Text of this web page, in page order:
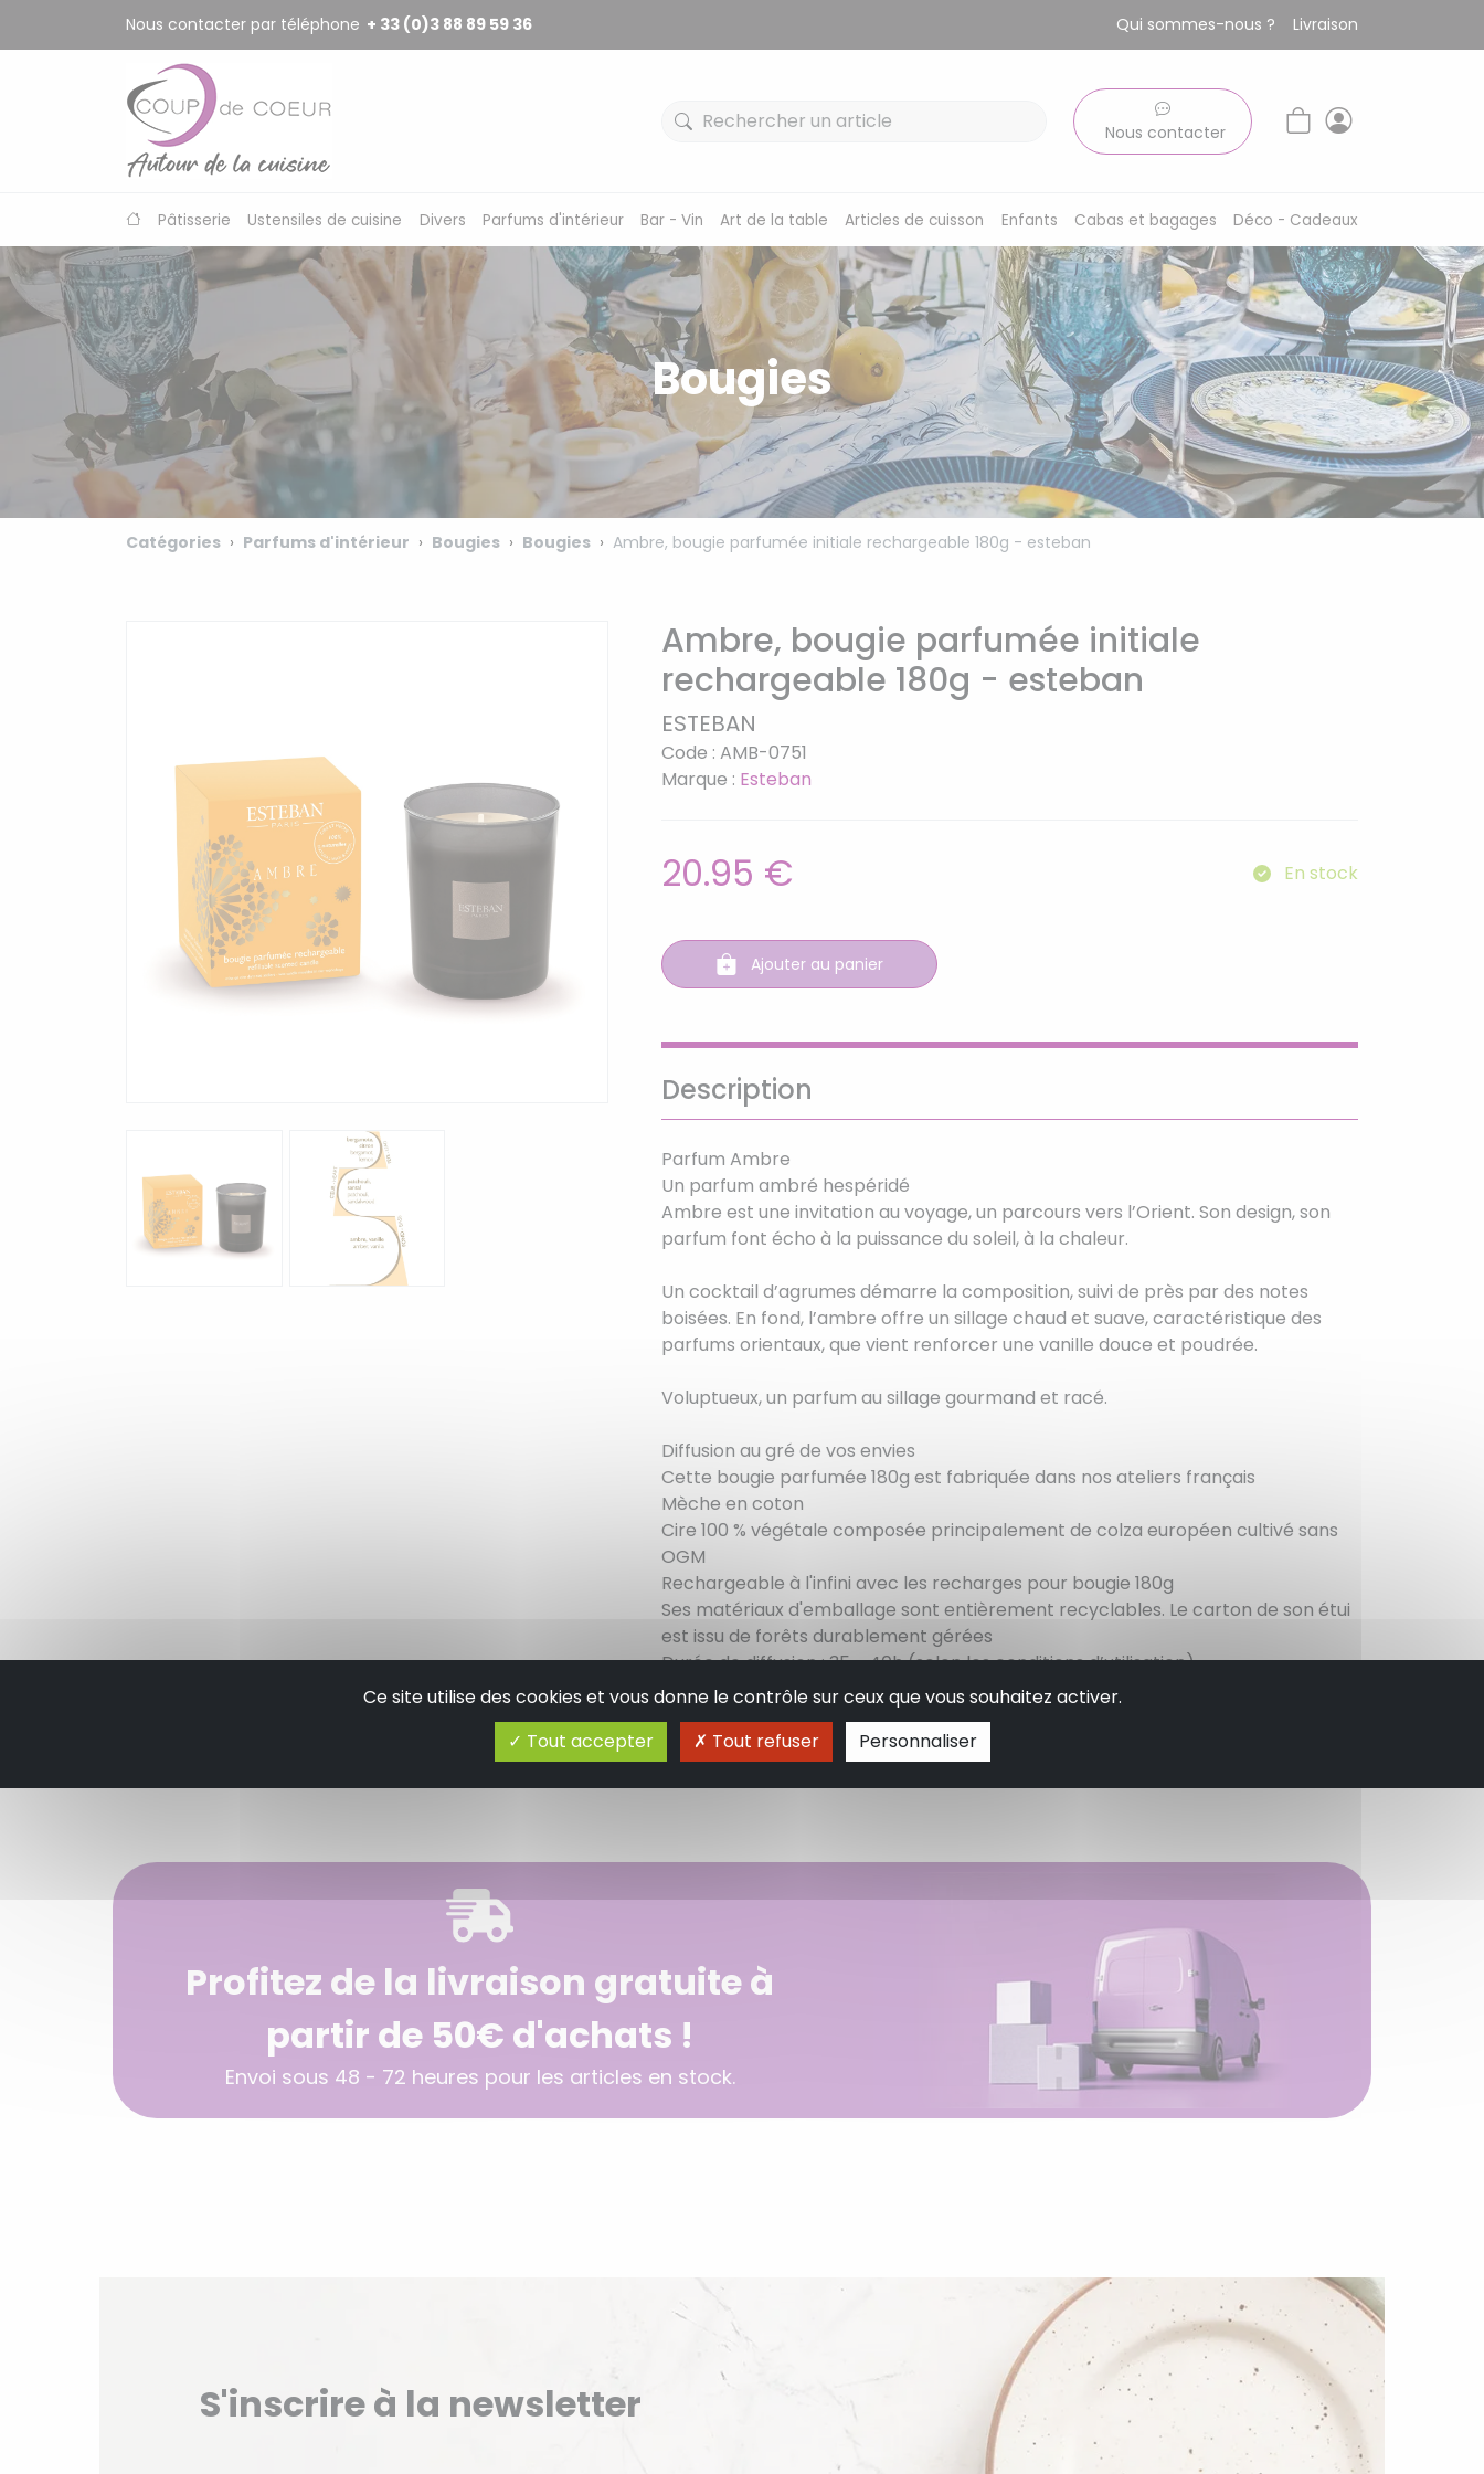
Nous contacter par téléphone + 33 (0)3 88 89 59 36 Qui sommes-nous ? Livraison
Nous contacter
Pâtisserie Ustensiles de cuisine Divers Parfums d'intérieur Bar - Vin Art de la table Articles de cuisson Enfants Cabas et bagages Déco - Cadeaux
Bougies
Catégories Parfums d'intérieur Bougies Bougies Ambre, bougie parfumée initiale rechargeable 180g - esteban
Ambre, bougie parfumée initiale
rechargeable 180g - esteban
ESTEBAN
Code : AMB-0751
Marque : Esteban
20.95 € En stock
Ajouter au panier
Description
Parfum Ambre
Un parfum ambré hespéridé
Ambre est une invitation au voyage, un parcours vers l’Orient. Son design, son
parfum font écho à la puissance du soleil, à la chaleur.
Un cocktail d’agrumes démarre la composition, suivi de près par des notes
boisées. En fond, l’ambre offre un sillage chaud et suave, caractéristique des
parfums orientaux, que vient renforcer une vanille douce et poudrée.
Voluptueux, un parfum au sillage gourmand et racé.
Diffusion au gré de vos envies
Cette bougie parfumée 180g est fabriquée dans nos ateliers français
Mèche en coton
Cire 100 % végétale composée principalement de colza européen cultivé sans
OGM
Rechargeable à l'infini avec les recharges pour bougie 180g
Ses matériaux d'emballage sont entièrement recyclables. Le carton de son étui
est issu de forêts durablement gérées
Durée de diffusion : 35 - 40h (selon les conditions d’utilisation)
Informations réglementaires
Contient, linalyl acetate, linalool, coumarin, limonenes, cashmeran, peut
produire une réaction allergique.
Profitez de la livraison gratuite à
partir de 50€ d'achats !
Envoi sous 48 - 72 heures pour les articles en stock.
S'inscrire à la newsletter
Panneau de gestion des cookies
Ce site utilise des cookies et vous donne le contrôle sur ceux que vous souhaitez activer.
Tout accepter
Tout refuser Personnaliser